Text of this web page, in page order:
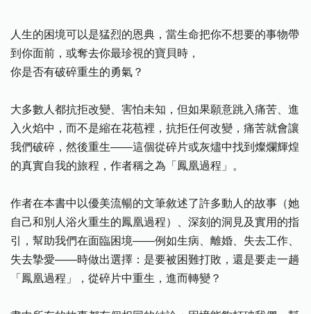
人生的困境可以是猛烈的恩典，當生命把你不想要的事物帶
到你面前，或奪去你最珍視的寶貝時，
你是否有破碎重生的勇氣？
大多數人都抗拒改變、害怕未知，但如果願意跳入痛苦、進
入火焰中，而不是縮在花苞裡，抗拒任何改變，痛苦就會讓
我們破碎，然後重生——這個從碎片或灰燼中找到燦爛輝煌
的真實自我的旅程，作者稱之為「鳳凰過程」。
作者在本書中以優美流暢的文筆敘述了許多動人的故事（她
自己和別人浴火重生的鳳凰過程）、深刻的洞見及實用的指
引，幫助我們在面臨困境——例如生病、離婚、失去工作、
失去摯愛——時做出選擇：是要被困難打敗，還是要走一趟
「鳳凰過程」，從碎片中重生，進而轉變？